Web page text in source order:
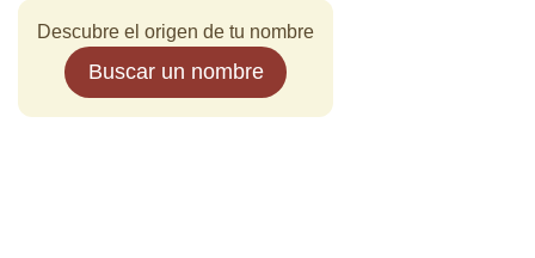
Descubre el origen de tu nombre
Buscar un nombre